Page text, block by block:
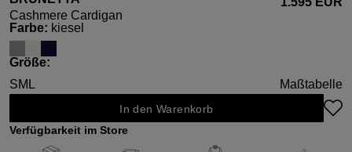
Cashmere Cardigan
Farbeauswählen
: kiesel
Größeauswählen
:
SM L Maßtabelle
In den Warenkorb
Verfügbarkeit im Store